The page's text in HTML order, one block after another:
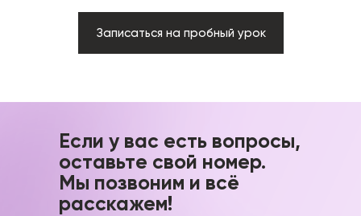
Записаться на пробный урок
Если у вас есть вопросы,
оставьте свой номер.
Мы позвоним и всё
расскажем!